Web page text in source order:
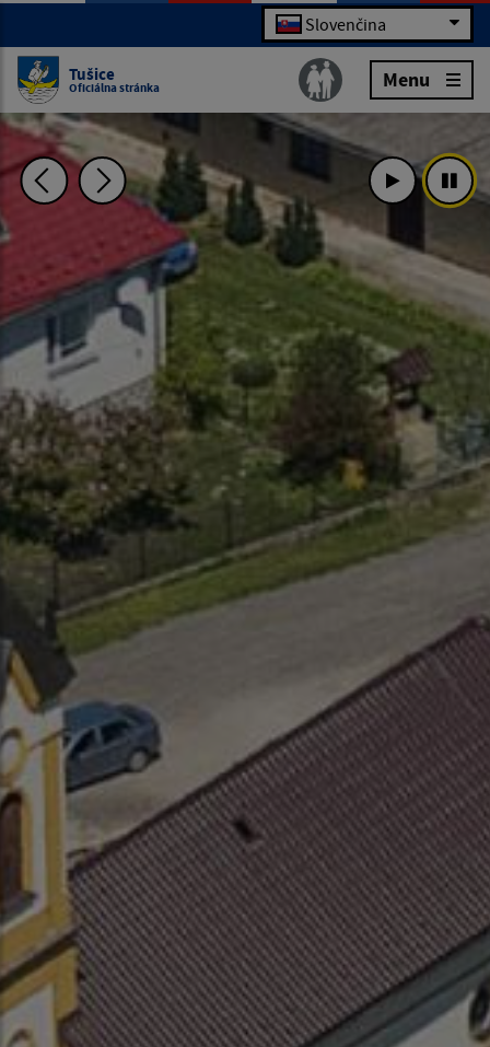
Slovenčina
Tušice
Oficiálna stránka Menu